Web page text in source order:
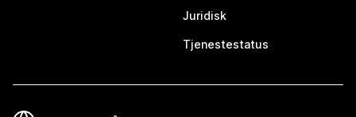
Juridisk
Tjenestestatus